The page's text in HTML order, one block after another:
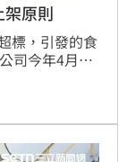
原則
標，引發的食
司今年4月至
油品及相關
估等專家研
防性下架油